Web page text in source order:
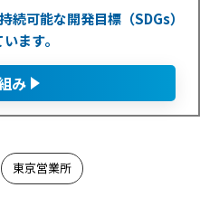
続可能な開発目標（SDGs）
ます。
み
東京営業所